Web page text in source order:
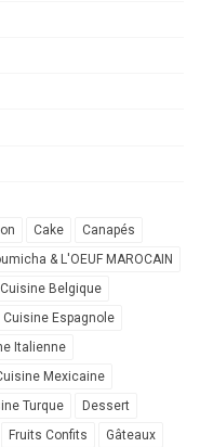
Cake
Canapés
& L'OEUF MAROCAIN
Cuisine Belgique
Cuisine Espagnole
Italienne
Mexicaine
Turque
Dessert
Fruits Confits
Gâteaux